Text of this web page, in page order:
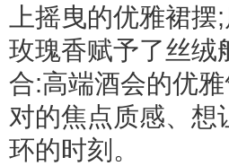
上摇曳的优雅裙
玫瑰香赋予了丝绒
合:高端酒会的优
对的焦点质感、想
环的时刻。